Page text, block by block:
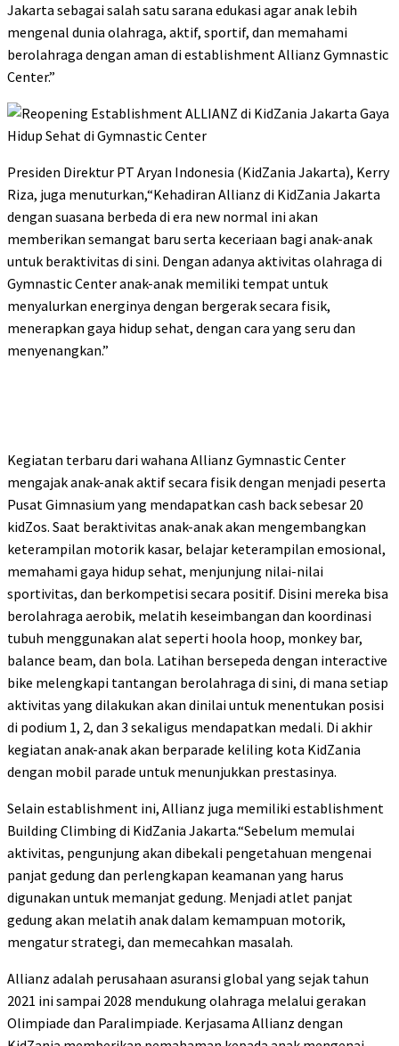
Jakarta sebagai salah satu sarana edukasi agar anak lebih
mengenal dunia olahraga, aktif, sportif, dan memahami
berolahraga dengan aman di establishment Allianz Gymnastic
Center.”
Presiden Direktur PT Aryan Indonesia (KidZania Jakarta), Kerry
Riza, juga menuturkan,“Kehadiran Allianz di KidZania Jakarta
dengan suasana berbeda di era new normal ini akan
memberikan semangat baru serta keceriaan bagi anak-anak
untuk beraktivitas di sini. Dengan adanya aktivitas olahraga di
Gymnastic Center anak-anak memiliki tempat untuk
menyalurkan energinya dengan bergerak secara fisik,
menerapkan gaya hidup sehat, dengan cara yang seru dan
menyenangkan.”
Kegiatan terbaru dari wahana Allianz Gymnastic Center
mengajak anak-anak aktif secara fisik dengan menjadi peserta
Pusat Gimnasium yang mendapatkan cash back sebesar 20
kidZos. Saat beraktivitas anak-anak akan mengembangkan
keterampilan motorik kasar, belajar keterampilan emosional,
memahami gaya hidup sehat, menjunjung nilai-nilai
sportivitas, dan berkompetisi secara positif. Disini mereka bisa
berolahraga aerobik, melatih keseimbangan dan koordinasi
tubuh menggunakan alat seperti hoola hoop, monkey bar,
balance beam, dan bola. Latihan bersepeda dengan interactive
bike melengkapi tantangan berolahraga di sini, di mana setiap
aktivitas yang dilakukan akan dinilai untuk menentukan posisi
di podium 1, 2, dan 3 sekaligus mendapatkan medali. Di akhir
kegiatan anak-anak akan berparade keliling kota KidZania
dengan mobil parade untuk menunjukkan prestasinya.
Selain establishment ini, Allianz juga memiliki establishment
Building Climbing di KidZania Jakarta.“Sebelum memulai
aktivitas, pengunjung akan dibekali pengetahuan mengenai
panjat gedung dan perlengkapan keamanan yang harus
digunakan untuk memanjat gedung. Menjadi atlet panjat
gedung akan melatih anak dalam kemampuan motorik,
mengatur strategi, dan memecahkan masalah.
Allianz adalah perusahaan asuransi global yang sejak tahun
2021 ini sampai 2028 mendukung olahraga melalui gerakan
Olimpiade dan Paralimpiade. Kerjasama Allianz dengan